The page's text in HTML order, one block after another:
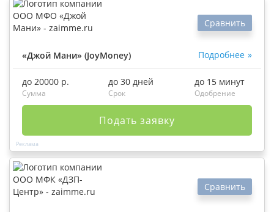
«Джой Мани» (JoyMoney) Подробнее
Сравнить
до 20000 р.
Сумма
до 30 дней
Срок
до 15 минут
Одобрение
Подать заявку
Сравнить